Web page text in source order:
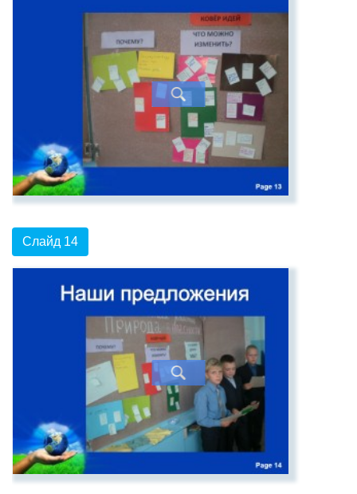
Слайд 14